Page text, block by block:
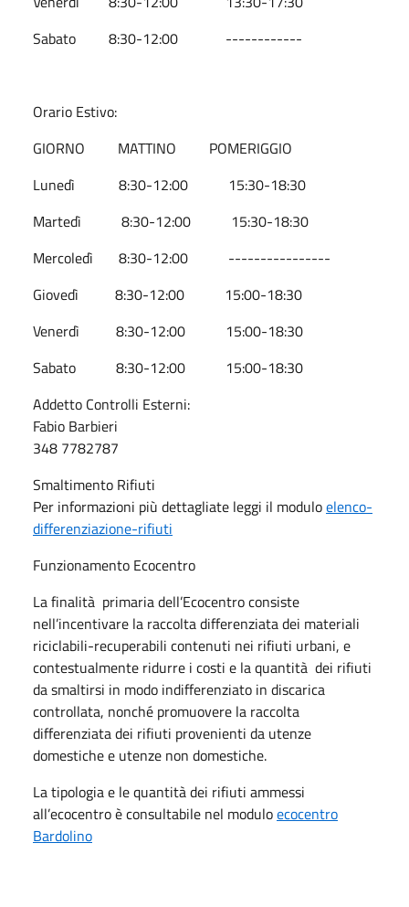
Sabato 8:30-12:00 ------------
Orario Estivo:
GIORNO MATTINO POMERIGGIO
Lunedì 8:30-12:00 15:30-18:30
Martedì 8:30-12:00 15:30-18:30
Mercoledì 8:30-12:00 ----------------
Giovedì 8:30-12:00 15:00-18:30
Venerdì 8:30-12:00 15:00-18:30
Sabato 8:30-12:00 15:00-18:30
Addetto Controlli Esterni:
Fabio Barbieri
348 7782787
Smaltimento Rifiuti
Per informazioni più dettagliate leggi il moduloelenco-
differenziazione-rifiuti
Funzionamento Ecocentro
La finalità primaria dell’Ecocentro consiste
nell’incentivare la raccolta differenziata dei materiali
riciclabili-recuperabili contenuti nei rifiuti urbani, e
contestualmente ridurre i costi e la quantità dei rifiuti
da smaltirsi in modo indifferenziato in discarica
controllata, nonché promuovere la raccolta
differenziata dei rifiuti provenienti da utenze
domestiche e utenze non domestiche.
La tipologia e le quantità dei rifiuti ammessi
all’ecocentro è consultabile nel moduloecocentro
Bardolino